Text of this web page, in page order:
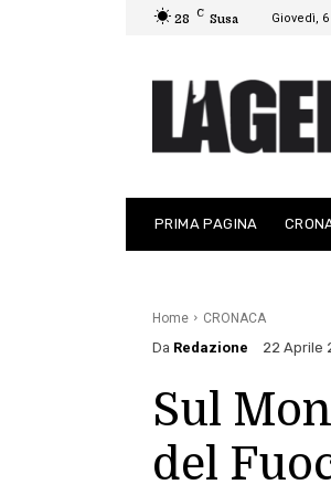
28 C Susa Giovedì,
PRIMA PAGINA
Home CRONACA
Da Redazione 22 Aprile
Sul
del